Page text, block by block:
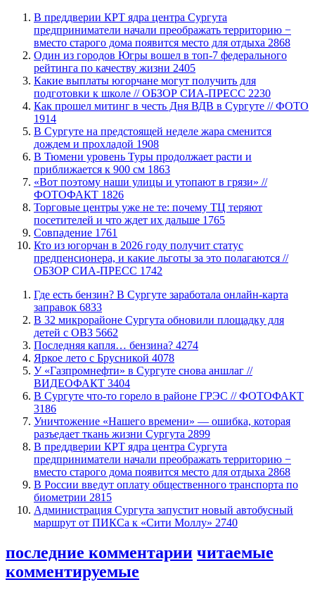
​В преддверии КРТ ядра центра Сургута
предприниматели начали преображать территорию −
вместо старого дома появится место для отдыха 2868
Один из городов Югры вошел в топ-7 федерального
рейтинга по качеству жизни 2405
Какие выплаты югорчане могут получить для
подготовки к школе // ОБЗОР СИА-ПРЕСС 2230
Как прошел митинг в честь Дня ВДВ в Сургуте // ФОТО
1914
В Сургуте на предстоящей неделе жара сменится
дождем и прохладой 1908
В Тюмени уровень Туры продолжает расти и
приближается к 900 см 1863
«Вот поэтому наши улицы и утопают в грязи» //
ФОТОФАКТ 1826
Торговые центры уже не те: почему ТЦ теряют
посетителей и что ждет их дальше 1765
​Совпадение 1761
Кто из югорчан в 2026 году получит статус
предпенсионера, и какие льготы за это полагаются //
ОБЗОР СИА-ПРЕСС 1742
​Где есть бензин? В Сургуте заработала онлайн-карта
заправок 6833
В 32 микрорайоне Сургута обновили площадку для
детей с ОВЗ 5662
​Последняя капля… бензина? 4274
Яркое лето с Брусникой 4078
У «Газпромнефти» в Сургуте снова аншлаг //
ВИДЕОФАКТ 3404
​В Сургуте что-то горело в районе ГРЭС // ФОТОФАКТ
3186
​Уничтожение «Нашего времени» — ошибка, которая
разъедает ткань жизни Сургута 2899
​В преддверии КРТ ядра центра Сургута
предприниматели начали преображать территорию −
вместо старого дома появится место для отдыха 2868
В России введут оплату общественного транспорта по
биометрии 2815
​Администрация Сургута запустит новый автобусный
маршрут от ПИКСа к «Сити Моллу» 2740
последние комментарии читаемые
комментируемые